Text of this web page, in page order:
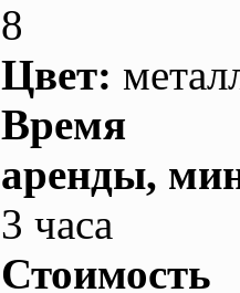
8
Цвет:
Время
аренды,
3 часа
Стоимость